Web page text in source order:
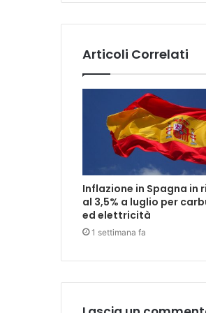
Articoli Correlati
Inflazione in Spagna in
al 3,5% a luglio per
ed elettricità
1 settimana fa